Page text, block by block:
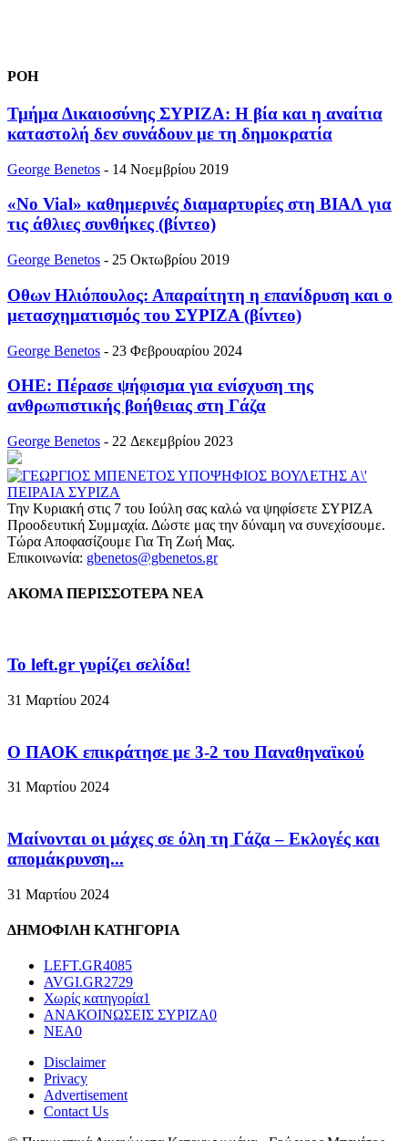
ΡΟΗ
Τμήμα Δικαιοσύνης ΣΥΡΙΖΑ: Η βία και η αναίτια
καταστολή δεν συνάδουν με τη δημοκρατία
George Benetos - 14 Νοεμβρίου 2019
«No Vial» καθημερινές διαμαρτυρίες στη ΒΙΑΛ για
τις άθλιες συνθήκες (βίντεο)
George Benetos - 25 Οκτωβρίου 2019
Οθων Ηλιόπουλος: Απαραίτητη η επανίδρυση και ο
μετασχηματισμός του ΣΥΡΙΖΑ (βίντεο)
George Benetos - 23 Φεβρουαρίου 2024
ΟΗΕ: Πέρασε ψήφισμα για ενίσχυση της
ανθρωπιστικής βοήθειας στη Γάζα
George Benetos - 22 Δεκεμβρίου 2023
Την Κυριακή στις 7 του Ιούλη σας καλώ να ψηφίσετε ΣΥΡΙΖΑ
Προοδευτική Συμμαχία. Δώστε μας την δύναμη να συνεχίσουμε.
Τώρα Αποφασίζουμε Για Τη Ζωή Μας.
Επικοινωνία: gbenetos@gbenetos.gr
ΑΚΟΜΑ ΠΕΡΙΣΣΟΤΕΡΑ ΝΕΑ
To left.gr γυρίζει σελίδα!
31 Μαρτίου 2024
Ο ΠΑΟΚ επικράτησε με 3-2 του Παναθηναϊκού
31 Μαρτίου 2024
Μαίνονται οι μάχες σε όλη τη Γάζα – Eκλογές και
απομάκρυνση...
31 Μαρτίου 2024
ΔΗΜΟΦΙΛΗ ΚΑΤΗΓΟΡΙΑ
LEFT.GR4085
AVGI.GR2729
Χωρίς κατηγορία1
ΑΝΑΚΟΙΝΩΣΕΙΣ ΣΥΡΙΖΑ0
ΝΕΑ0
Disclaimer
Privacy
Advertisement
Contact Us